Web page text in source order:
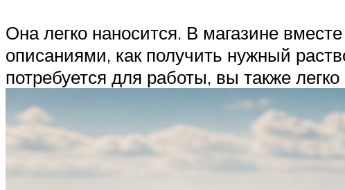
Она легко наносится. В магазине
описаниями, как получить нужный
потребуется для работы, вы также легко